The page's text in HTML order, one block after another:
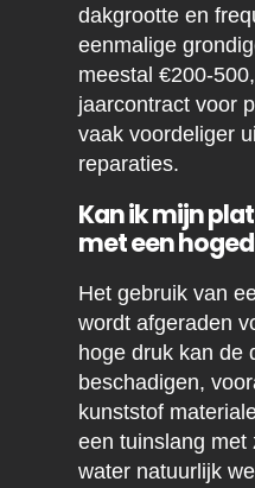
dakgrootte en
eenmalige
meestal €200-
jaarcontract voor
vaak voordeliger
reparaties.
Kan ik mijn
met een
Het gebruik van
wordt afgeraden
hoge druk kan de
beschadigen,
kunststof
een tuinslang met
water natuurlijk